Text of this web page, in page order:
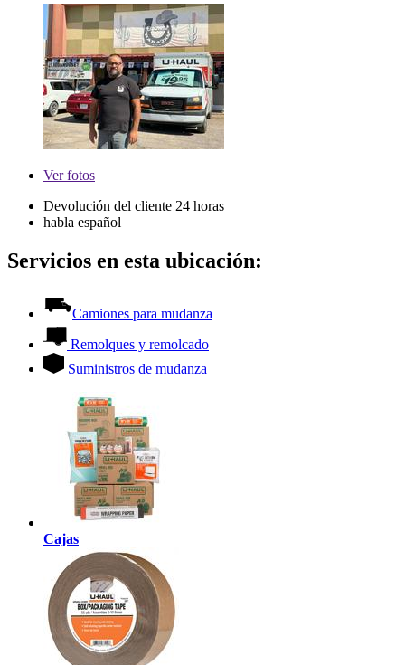
Verfotos
Devolución del cliente 24 horas
habla español
Servicios en esta ubicación:
Camiones para mudanza
Remolques y remolcado
Suministros de mudanza
Cajas